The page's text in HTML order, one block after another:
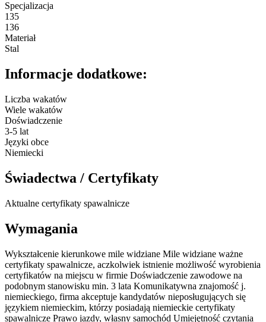
Specjalizacja
135
136
Materiał
Stal
Informacje dodatkowe:
Liczba wakatów
Wiele wakatów
Doświadczenie
3-5 lat
Języki obce
Niemiecki
Świadectwa / Certyfikaty
Aktualne certyfikaty spawalnicze
Wymagania
Wykształcenie kierunkowe mile widziane Mile widziane ważne
certyfikaty spawalnicze, aczkolwiek istnienie możliwość wyrobienia
certyfikatów na miejscu w firmie Doświadczenie zawodowe na
podobnym stanowisku min. 3 lata Komunikatywna znajomość j.
niemieckiego, firma akceptuje kandydatów nieposługujących się
językiem niemieckim, którzy posiadają niemieckie certyfikaty
spawalnicze Prawo jazdy, własny samochód Umiejętność czytania